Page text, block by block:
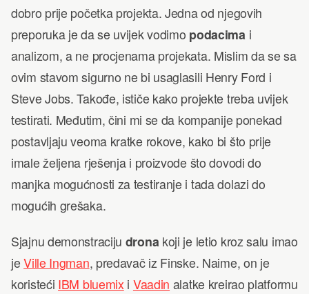
dobro prije početka projekta. Jedna od njegovih
preporuka je da se uvijek vodimo podacima i
analizom, a ne procjenama projekata. Mislim da se sa
ovim stavom sigurno ne bi usaglasili Henry Ford i
Steve Jobs. Takođe, ističe kako projekte treba uvijek
testirati. Međutim, čini mi se da kompanije ponekad
postavljaju veoma kratke rokove, kako bi što prije
imale željena rješenja i proizvode što dovodi do
manjka mogućnosti za testiranje i tada dolazi do
mogućih grešaka.
Sjajnu demonstraciju dronakoji je letio kroz salu imao
jeVille Ingman, predavač iz Finske. Naime, on je
koristeći IBM bluemixi Vaadin alatke kreirao platformu